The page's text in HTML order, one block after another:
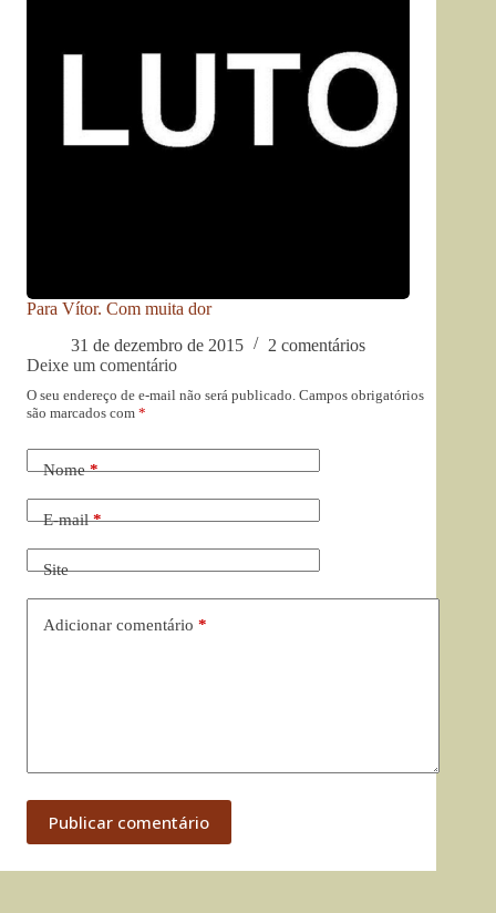
Para Vítor. Com muita dor
31 de dezembro de 2015
2 comentários
Deixe um comentário
O seu endereço de e-mail não será publicado. Campos obrigatórios
são marcados com *
Nome*
E-mail*
Site
Adicionar comentário *
Publicar comentário